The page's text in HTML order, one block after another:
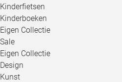
Kinderfietsen
Kinderboeken
Eigen Collectie
Sale
Eigen Collectie
Design
Kunst